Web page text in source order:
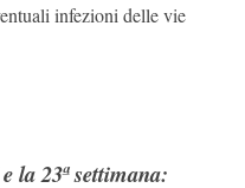
infezioni delle vie
la 23ª settimana: